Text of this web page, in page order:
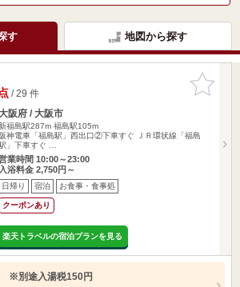
す 地図から探す
お気に入
りに追加
/ 29 件
阪府 / 大阪市
福島駅287m 福島駅105m
阪神電車「福島駅」西出口②下車すぐ ＪＲ環状線「福島
」下車すぐ …
業時間 10:00～23:00
入浴料金 2,750円～
日帰り 宿泊 お食事・食事処
クーポンあり
楽天トラベルの宿泊プランを見る
※別途入湯税150円